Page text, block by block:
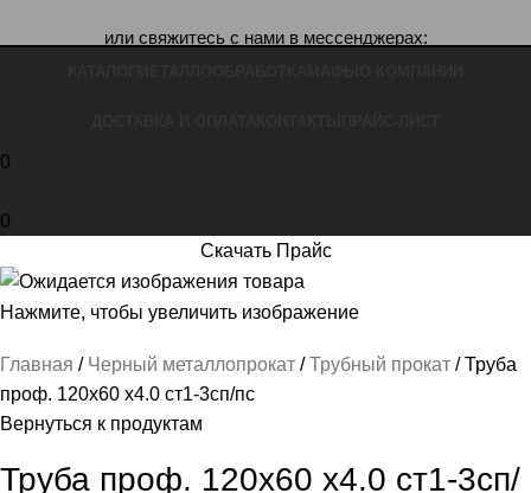
или свяжитесь с нами в мессенджерах:
0
0
Скачать Прайс
Нажмите, чтобы увеличить изображение
Главная Черный металлопрокат Трубный прокат
Труба
проф. 120х60 х4.0 ст1-3сп/пс
Вернуться к продуктам
Труба проф. 120х60 х4.0 ст1-3сп/